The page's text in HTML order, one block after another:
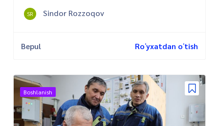
SR Sindor Rozzoqov
Bepul Roʻyxatdan oʻtish
Boshlanish